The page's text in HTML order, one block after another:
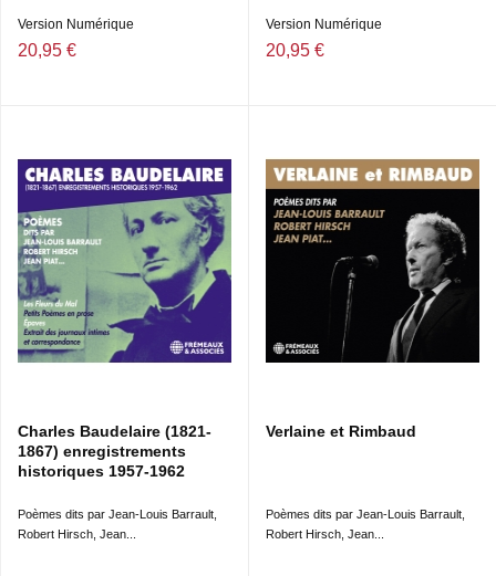
Version Numérique
20,95 €
Version Numérique
20,95 €
Charles Baudelaire (1821-
1867) enregistrements
historiques 1957-1962
Poèmes dits par Jean-Louis Barrault,
Robert Hirsch, Jean...
Verlaine et Rimbaud
Poèmes dits par Jean-Louis Barrault,
Robert Hirsch, Jean...